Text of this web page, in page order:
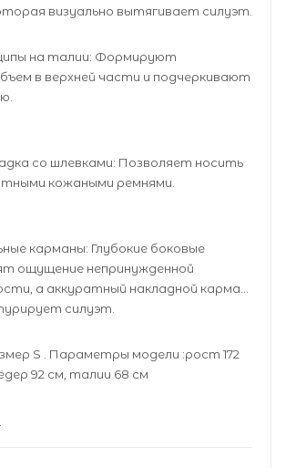
визуально вытягивает силуэт.
на талии: Формируют
в верхней части и подчеркивают
со шлевками: Позволяет носить
кожаными ремнями.
карманы: Глубокие боковые
ощущение непринужденной
а аккуратный накладной карман
силуэт.
S . Параметры модели :рост 172
92 см, талии 68 см